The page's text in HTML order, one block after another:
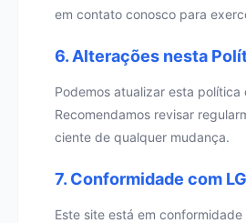
em contato conosco para
6. Alterações nesta
Podemos atualizar esta política
Recomendamos revisar
ciente de qualquer mudança.
7. Conformidade com
Este site está em conformidade